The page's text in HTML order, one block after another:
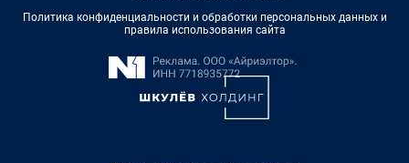
Политика конфиденциальности и обработки персональных данных и
правила использования сайта